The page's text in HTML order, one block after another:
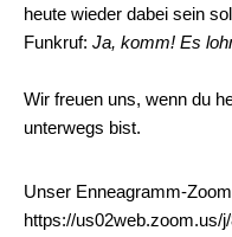
heute wieder dabei sein
Funkruf: Ja, komm! Es
Wir freuen uns, wenn du
unterwegs bist.
Unser Enneagramm-
https://us02web.zoom.us/